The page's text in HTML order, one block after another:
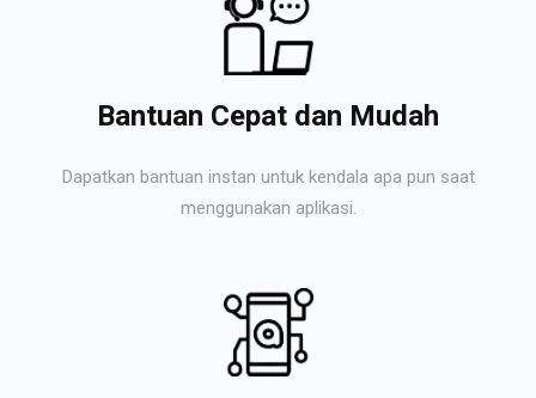
Bantuan Cepat dan Mudah
Dapatkan bantuan instan untuk kendala apa pun saat
menggunakan aplikasi.